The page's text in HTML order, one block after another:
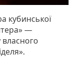
кубинської
—